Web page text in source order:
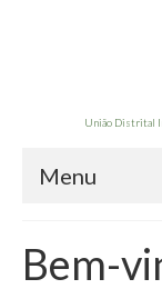
União Distrital
Menu
Órgãos
Bem-